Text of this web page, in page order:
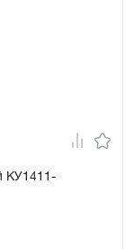
КУ1411-